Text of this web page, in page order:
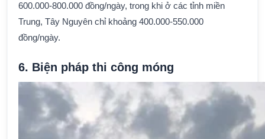
600.000-800.000 đồng/ngày, trong khi ở các tỉnh miền
Trung, Tây Nguyên chỉ khoảng 400.000-550.000
đồng/ngày.
6. Biện pháp thi công móng